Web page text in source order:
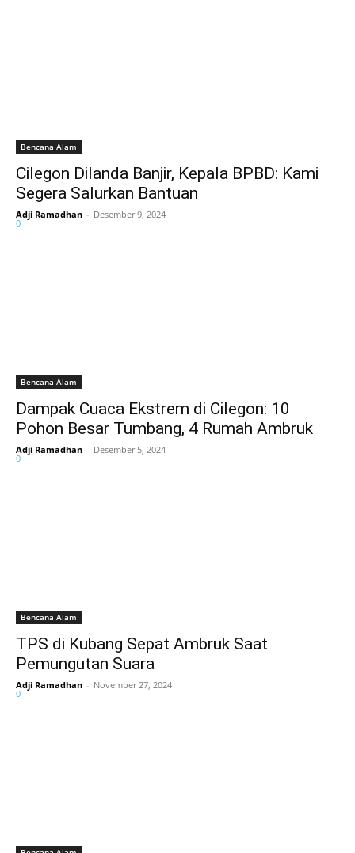
Bencana Alam
Cilegon Dilanda Banjir, Kepala BPBD: Kami
Segera Salurkan Bantuan
Adji Ramadhan - Desember 9, 2024
0
Bencana Alam
Dampak Cuaca Ekstrem di Cilegon: 10
Pohon Besar Tumbang, 4 Rumah Ambruk
Adji Ramadhan - Desember 5, 2024
0
Bencana Alam
TPS di Kubang Sepat Ambruk Saat
Pemungutan Suara
Adji Ramadhan - November 27, 2024
0